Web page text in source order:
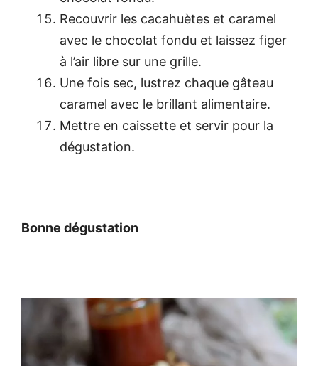
Recouvrir les cacahuètes et caramel
avec le chocolat fondu et laissez figer
à l’air libre sur une grille.
Une fois sec, lustrez chaque gâteau
caramel avec le brillant alimentaire.
Mettre en caissette et servir pour la
dégustation.
Bonne dégustation